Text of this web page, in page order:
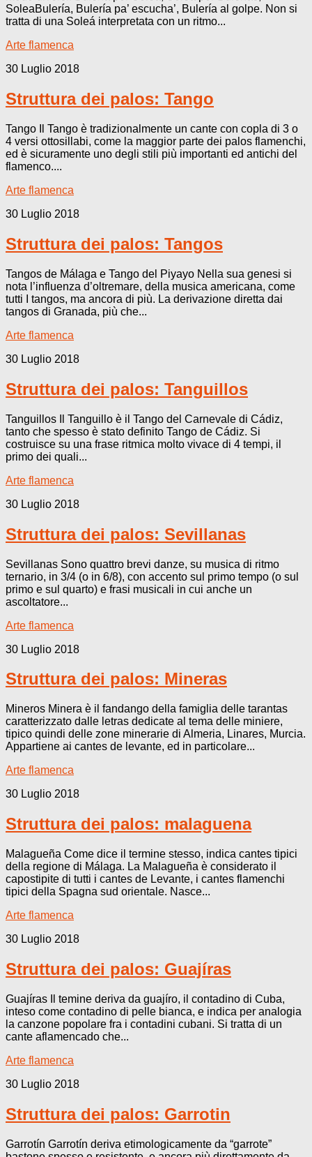
SoleaBulería, Bulería pa’ escucha’, Bulería al golpe. Non si
tratta di una Soleá interpretata con un ritmo...
Arte flamenca
30 Luglio 2018
Struttura dei palos: Tango
Tango Il Tango è tradizionalmente un cante con copla di 3 o
4 versi ottosillabi, come la maggior parte dei palos flamenchi,
ed è sicuramente uno degli stili più importanti ed antichi del
flamenco....
Arte flamenca
30 Luglio 2018
Struttura dei palos: Tangos
Tangos de Málaga e Tango del Piyayo Nella sua genesi si
nota l’influenza d’oltremare, della musica americana, come
tutti I tangos, ma ancora di più. La derivazione diretta dai
tangos di Granada, più che...
Arte flamenca
30 Luglio 2018
Struttura dei palos: Tanguillos
Tanguillos Il Tanguillo è il Tango del Carnevale di Cádiz,
tanto che spesso è stato definito Tango de Cádiz. Si
costruisce su una frase ritmica molto vivace di 4 tempi, il
primo dei quali...
Arte flamenca
30 Luglio 2018
Struttura dei palos: Sevillanas
Sevillanas Sono quattro brevi danze, su musica di ritmo
ternario, in 3/4 (o in 6/8), con accento sul primo tempo (o sul
primo e sul quarto) e frasi musicali in cui anche un
ascoltatore...
Arte flamenca
30 Luglio 2018
Struttura dei palos: Mineras
Mineros Minera è il fandango della famiglia delle tarantas
caratterizzato dalle letras dedicate al tema delle miniere,
tipico quindi delle zone minerarie di Almeria, Linares, Murcia.
Appartiene ai cantes de levante, ed in particolare...
Arte flamenca
30 Luglio 2018
Struttura dei palos: malaguena
Malagueña Come dice il termine stesso, indica cantes tipici
della regione di Málaga. La Malagueña è considerato il
capostipite di tutti i cantes de Levante, i cantes flamenchi
tipici della Spagna sud orientale. Nasce...
Arte flamenca
30 Luglio 2018
Struttura dei palos: Guajíras
Guajíras Il temine deriva da guajíro, il contadino di Cuba,
inteso come contadino di pelle bianca, e indica per analogia
la canzone popolare fra i contadini cubani. Si tratta di un
cante aflamencado che...
Arte flamenca
30 Luglio 2018
Struttura dei palos: Garrotin
Garrotín Garrotín deriva etimologicamente da “garrote”